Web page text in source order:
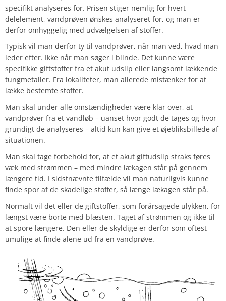
specifikt analyseres for. Prisen stiger nemlig for hvert
delelement, vandprøven ønskes analyseret for, og man er
derfor omhyggelig med udvælgelsen af stoffer.
Typisk vil man derfor ty til vandprøver, når man ved, hvad man
leder efter. Ikke når man søger i blinde. Det kunne være
specifikke giftstoffer fra et akut udslip eller langsomt lækkende
tungmetaller. Fra lokaliteter, man allerede mistænker for at
lække bestemte stoffer.
Man skal under alle omstændigheder være klar over, at
vandprøver fra et vandløb – uanset hvor godt de tages og hvor
grundigt de analyseres – altid kun kan give et øjebliksbillede af
situationen.
Man skal tage forbehold for, at et akut giftudslip straks føres
væk med strømmen – med mindre lækagen står på gennem
længere tid. I sidstnævnte tilfælde vil man naturligvis kunne
finde spor af de skadelige stoffer, så længe lækagen står på.
Normalt vil det eller de giftstoffer, som forårsagede ulykken, for
længst være borte med blæsten. Taget af strømmen og ikke til
at spore længere. Den eller de skyldige er derfor som oftest
umulige at finde alene ud fra en vandprøve.